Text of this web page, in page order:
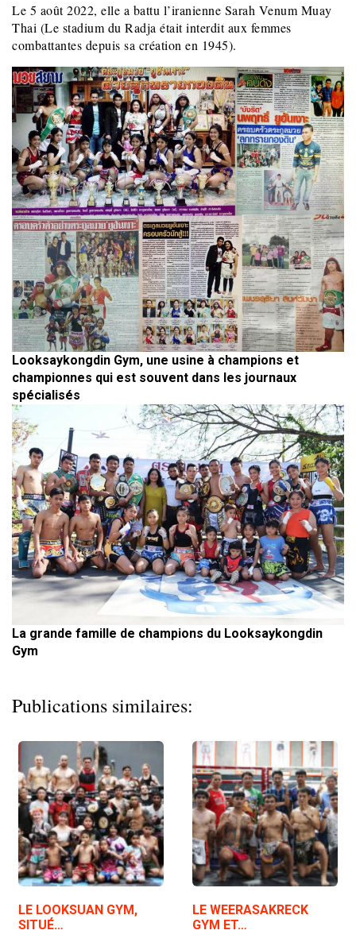
Le 5 août 2022, elle a battu l’iranienne Sarah Venum Muay
Thai (Le stadium du Radja était interdit aux femmes
combattantes depuis sa création en 1945).
Looksaykongdin Gym, une usine à champions et
championnes qui est souvent dans les journaux
spécialisés
La grande famille de champions du Looksaykongdin
Gym
Publications similaires:
LE LOOKSUAN GYM,
SITUÉ…
LE WEERASAKRECK
GYM ET…